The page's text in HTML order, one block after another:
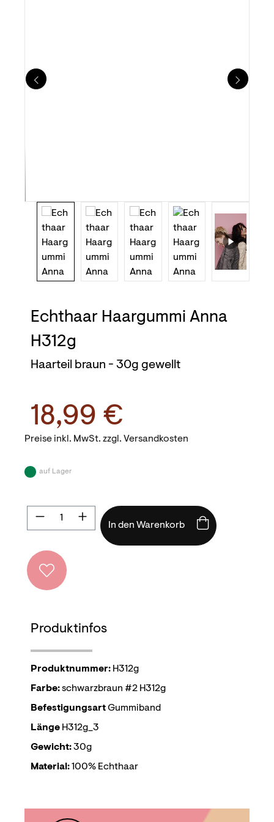
Echthaar Haargummi Anna
H312g
Haarteil braun - 30g gewellt
18,99 €
Preise inkl. MwSt. zzgl. Versandkosten
auf Lager
Produkt Anzahl: Gib den gewünschten
In den Warenkorb
Produktinfos
Produktnummer: H312g
Farbe:schwarzbraun #2 H312g
BefestigungsartGummiband
Länge H312g_3
Gewicht:30g
Material:100% Echthaar